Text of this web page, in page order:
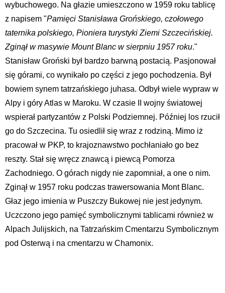
wybuchowego. Na głazie umieszczono w 1959 roku tablicę
z napisem "Pamięci Stanisława Grońskiego, czołowego
taternika polskiego, Pioniera turystyki Ziemi Szczecińskiej.
Zginął w masywie Mount Blanc w sierpniu 1957 roku."
Stanisław Groński był bardzo barwną postacią. Pasjonował
się górami, co wynikało po części z jego pochodzenia. Był
bowiem synem tatrzańskiego juhasa. Odbył wiele wypraw w
Alpy i góry Atlas w Maroku. W czasie II wojny światowej
wspierał partyzantów z Polski Podziemnej. Później los rzucił
go do Szczecina. Tu osiedlił się wraz z rodziną. Mimo iż
pracował w PKP, to krajoznawstwo pochłaniało go bez
reszty. Stał się wręcz znawcą i piewcą Pomorza
Zachodniego. O górach nigdy nie zapomniał, a one o nim.
Zginął w 1957 roku podczas trawersowania Mont Blanc.
Głaz jego imienia w Puszczy Bukowej nie jest jedynym.
Uczczono jego pamięć symbolicznymi tablicami również w
Alpach Julijskich, na Tatrzańskim Cmentarzu Symbolicznym
pod Osterwą i na cmentarzu w Chamonix.